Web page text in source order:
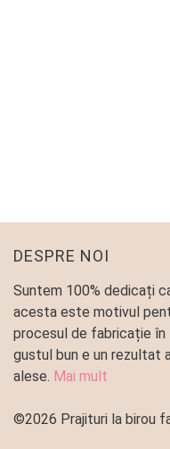
DESPRE NOI
Suntem 100% dedicați
acesta este motivul
procesul de fabricație în
gustul bun e un rezultat
alese. Mai mult
©2026 Prajituri la birou